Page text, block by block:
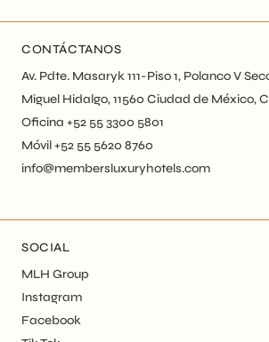
CONTÁCTANOS
Av. Pdte. Masaryk 111-Piso 1, Polanco V
Miguel Hidalgo, 11560 Ciudad de México,
Oficina +52 55 3300 5801
Móvil +52 55 5620 8760
info@membersluxuryhotels.com
SOCIAL
MLH Group
Instagram
Facebook